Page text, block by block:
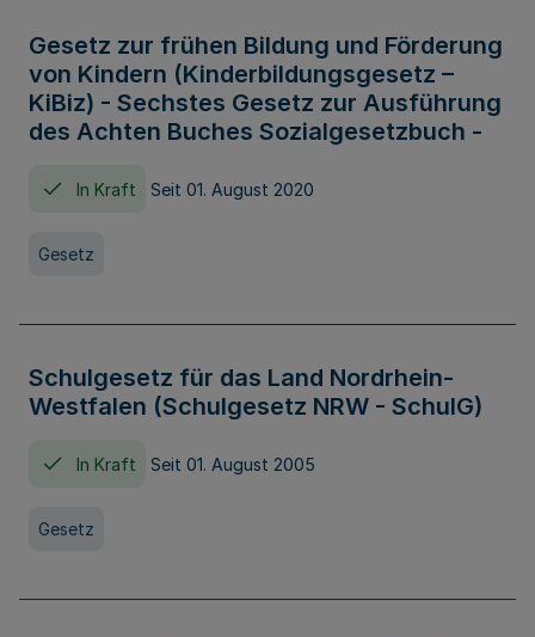
Gesetz zur frühen Bildung und Förderung
von Kindern (Kinderbildungsgesetz –
KiBiz) - Sechstes Gesetz zur Ausführung
des Achten Buches Sozialgesetzbuch -
In Kraft Seit 01. August 2020
Gesetz
Schulgesetz für das Land Nordrhein-
Westfalen (Schulgesetz NRW - SchulG)
In Kraft Seit 01. August 2005
Gesetz